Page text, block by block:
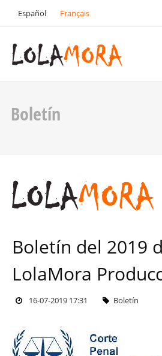
Español Français
Boletín
Boletín del 2019
LolaMora
16-07-2019 17:31 Boletín